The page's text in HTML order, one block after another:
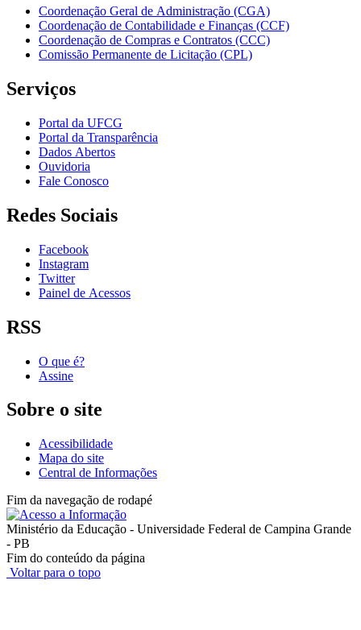
Coordenação Geral de Administração (CGA)
Coordenação de Contabilidade e Finanças (CCF)
Coordenação de Compras e Contratos (CCC)
Comissão Permanente de Licitação (CPL)
Serviços
Portal da UFCG
Portal da Transparência
Dados Abertos
Ouvidoria
Fale Conosco
Redes Sociais
Facebook
Instagram
Twitter
Painel de Acessos
RSS
O que é?
Assine
Sobre o site
Acessibilidade
Mapa do site
Central de Informações
Fim da navegação de rodapé
Ministério da Educação - Universidade Federal de Campina Grande
- PB
Fim do conteúdo da página
Voltar para o topo